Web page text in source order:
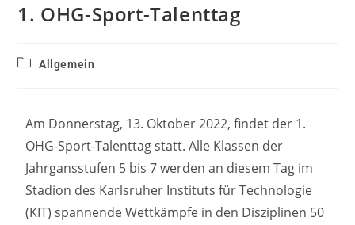
1. OHG-Sport-Talenttag
Allgemein
Am Donnerstag, 13. Oktober 2022, findet der 1.
OHG-Sport-Talenttag statt. Alle Klassen der
Jahrgansstufen 5 bis 7 werden an diesem Tag im
Stadion des Karlsruher Instituts für Technologie
(KIT) spannende Wettkämpfe in den Disziplinen 50